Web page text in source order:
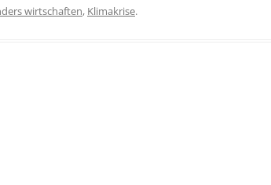
wirtschaften, Klimakrise.